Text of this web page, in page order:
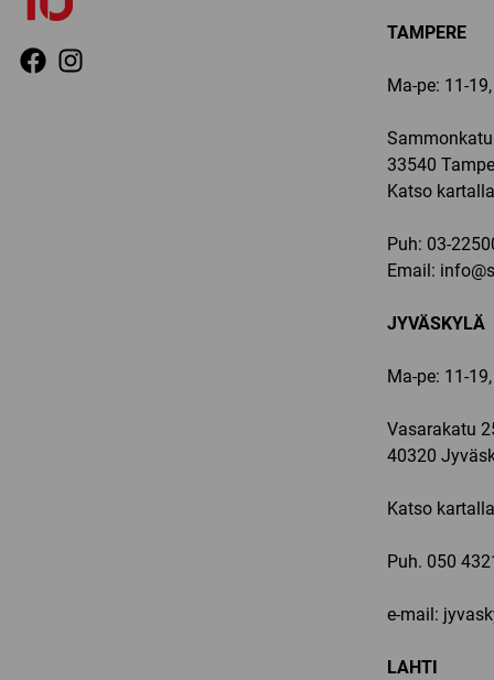
TAMPERE
Ma-pe: 11-
33540
Katso kartalla
Puh: 03-
Email:
JYVÄSKYLÄ
Ma-pe: 11-
Vasarakatu
40320
Katso kartalla
Puh. 050
e-mail:
LAHTI